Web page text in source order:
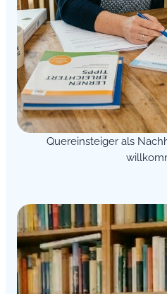
Quereinsteiger als